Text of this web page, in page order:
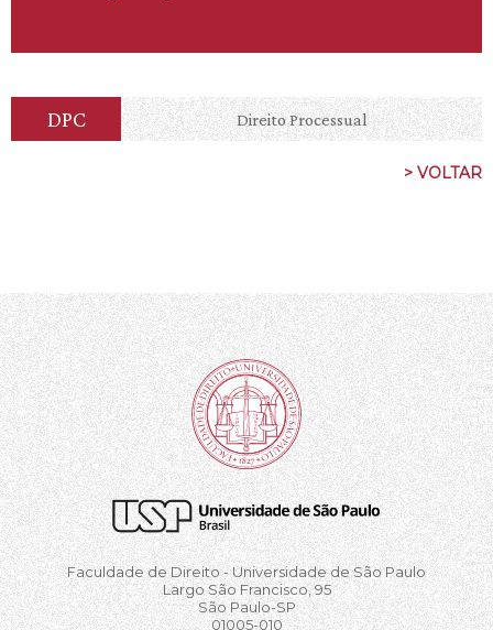
DPC Direito Processual
> VOLTAR
Faculdade de Direito - Universidade de São Paulo
Largo São Francisco, 95
São Paulo-SP
01005-010